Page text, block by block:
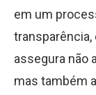
em um
assegura não
mas também